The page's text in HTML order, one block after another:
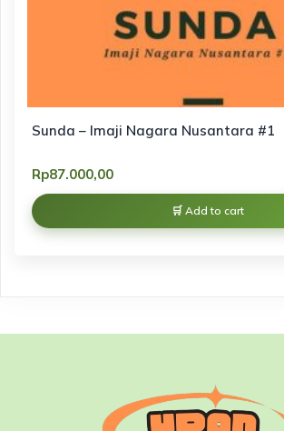
Sunda – Imaji Nagara Nusantara #1
Rp87.000,00
Add to cart